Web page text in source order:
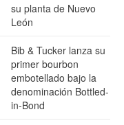
su planta de Nuevo
León
Bib & Tucker lanza su
primer bourbon
embotellado bajo la
denominación Bottled-
in-Bond